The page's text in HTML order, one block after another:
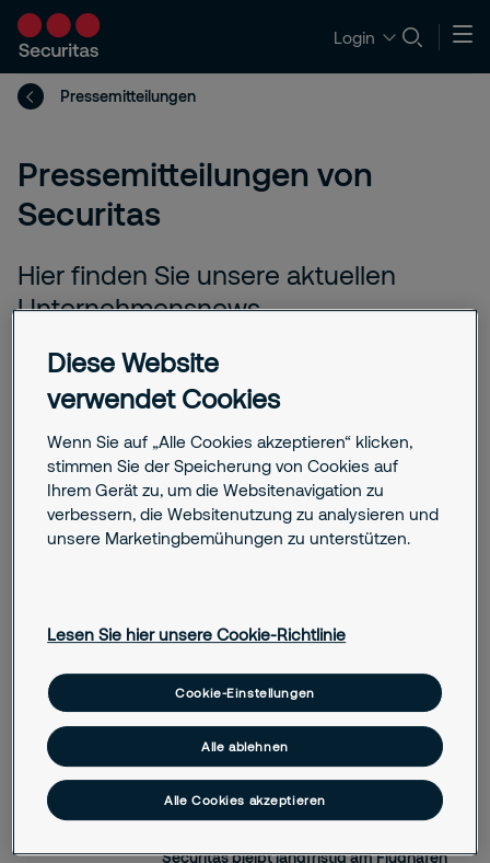
Login
Pressemitteilungen
Pressemitteilungen von
Securitas
Hier finden Sie unsere aktuellen
Unternehmensnews,
Presseinformationen auf einen Blick.
Erfahren Sie, wie Securitas die
Zukunft der Sicherheit in Deutschland
aktiv mitgestaltet – durch Innovation,
starke Partnerschaften und führende
Branchenkompetenz.
presse@securitas.de. Wir freuen uns
auf Ihre Anfrage.
August 20, 2025
Securitas bleibt langfristig am Flughafen
Diese Website
verwendet Cookies
Wenn Sie auf „Alle Cookies akzeptieren“ klicken,
stimmen Sie der Speicherung von Cookies auf
Ihrem Gerät zu, um die Websitenavigation zu
verbessern, die Websitenutzung zu analysieren und
unsere Marketingbemühungen zu unterstützen.
Lesen Sie hier unsere Cookie-Richtlinie
Cookie-Einstellungen
Alle ablehnen
Alle Cookies akzeptieren